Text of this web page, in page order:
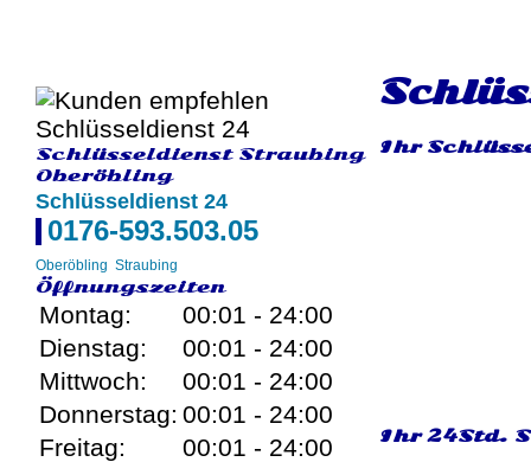
Schlüsseldienst Straubing
Oberöbling
Schlüsseldienst 24
0176-593.503.05
Oberöbling Straubing
Öffnungszeiten
Montag:
00:01 - 24:00
Dienstag:
00:01 - 24:00
Mittwoch:
00:01 - 24:00
Donnerstag: 00:01 - 24:00
Freitag:
00:01 - 24:00
Ihr
Ihr 24Std.